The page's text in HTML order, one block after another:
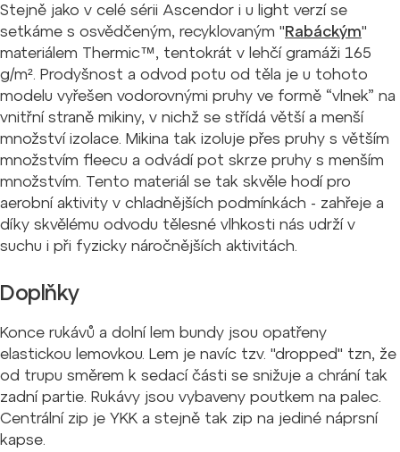
Stejně jako v celé sérii Ascendor i u light verzí se
setkáme s osvědčeným, recyklovaným "Rabáckým"
materiálem Thermic™, tentokrát v lehčí gramáži 165
g/m². Prodyšnost a odvod potu od těla je u tohoto
modelu vyřešen vodorovnými pruhy ve formě “vlnek” na
vnitřní straně mikiny, v nichž se střídá větší a menší
množství izolace. Mikina tak izoluje přes pruhy s větším
množstvím fleecu a odvádí pot skrze pruhy s menším
množstvím. Tento materiál se tak skvěle hodí pro
aerobní aktivity v chladnějších podmínkách - zahřeje a
díky skvělému odvodu tělesné vlhkosti nás udrží v
suchu i při fyzicky náročnějších aktivitách.
Doplňky
Konce rukávů a dolní lem bundy jsou opatřeny
elastickou lemovkou. Lem je navíc tzv. "dropped" tzn, že
od trupu směrem k sedací části se snižuje a chrání tak
zadní partie. Rukávy jsou vybaveny poutkem na palec.
Centrální zip je YKK a stejně tak zip na jediné náprsní
kapse.